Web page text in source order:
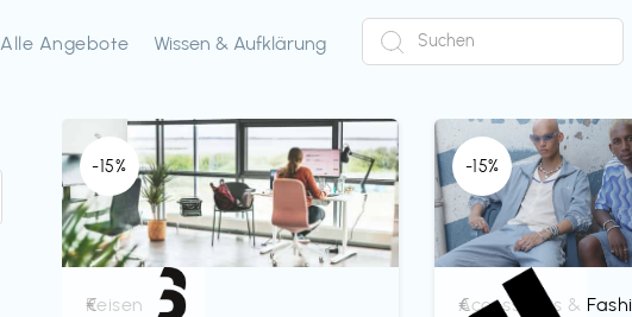
Alle Angebote Wissen & Aufklärung
-15%
Reisen
€‎
-15%
Accessoires &
€‎